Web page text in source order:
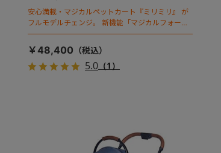
安心満載・マジカルペットカート『ミリミリ』 が
フルモデルチェンジ。 新機能「マジカルフォール
ディング」搭載
￥48,400
5.0（1）